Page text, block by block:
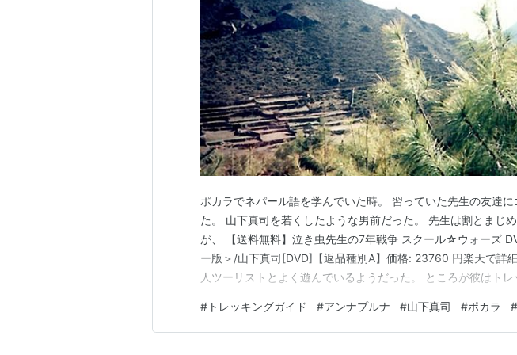
ポカラでネパール語を学んでいた時。 習っていた先生の友達
た。 山下真司を若くしたような男前だった。 先生は割とまじ
が、 【送料無料】泣き虫先生の7年戦争 スクール☆ウォーズ
ー版＞/山下真司[DVD]【返品種別A】価格: 23760 円楽天で詳
人ツーリストとよく遊んでいるようだった。 ところが彼はトレ
でもいいけど、僕は（費用が）高いから・・・」と ガイドとし
してくれた。（10代の男の…
# トレッキングガイド #アンナプルナ #山下真司 #ポカラ #